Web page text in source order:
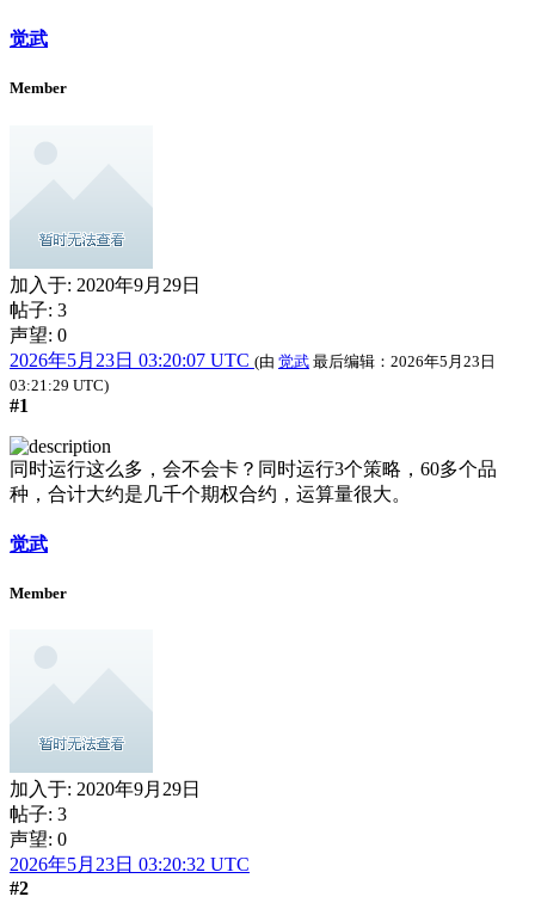
觉武
Member
加入于: 2020年9月29日
帖子: 3
声望: 0
2026年5月23日 03:20:07 UTC (由 觉武 最后编辑： 2026年5月23日
03:21:29 UTC)
#1
同时运行这么多，会不会卡？同时运行3个策略，60多个品
种，合计大约是几千个期权合约，运算量很大。
觉武
Member
加入于: 2020年9月29日
帖子: 3
声望: 0
2026年5月23日 03:20:32 UTC
#2